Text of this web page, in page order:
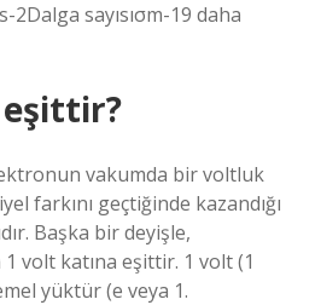
sayısıσm-19 daha
vakumda bir voltluk
farkını geçtiğinde kazandığı
Başka bir deyişle,
volt katına eşittir. 1 volt (1
yüktür (e veya 1.